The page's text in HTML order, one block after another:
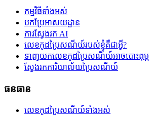
កម្មវិធីទាំងអស់
បកប្រែអាសយដ្ឋាន
ការស្វែងរក AI
លេខកូដប្រៃសណីយ៍របស់ខ្ញុំគឺជាអ្វី?
ទាញយកលេខកូដប្រៃសណីយ៍អាចបោះពុម្ភ
ស្វែងរកការិយាល័យប្រៃសណីយ៍
ធនធាន
លេខកូដប្រៃសណីយ៍ទាំងអស់